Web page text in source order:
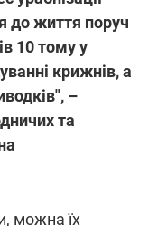
до життя поруч
10 тому у
крижнів, а
–
та
можна їх